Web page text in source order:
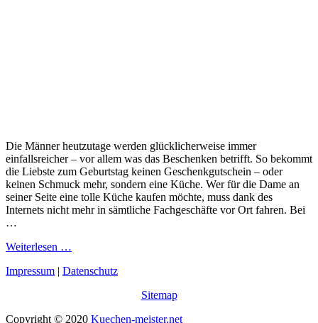
Die Männer heutzutage werden glücklicherweise immer
einfallsreicher – vor allem was das Beschenken betrifft. So bekommt
die Liebste zum Geburtstag keinen Geschenkgutschein – oder
keinen Schmuck mehr, sondern eine Küche. Wer für die Dame an
seiner Seite eine tolle Küche kaufen möchte, muss dank des
Internets nicht mehr in sämtliche Fachgeschäfte vor Ort fahren. Bei
…
Weiterlesen …
Impressum | Datenschutz
Sitemap
Copyright © 2020 Kuechen-meister.net